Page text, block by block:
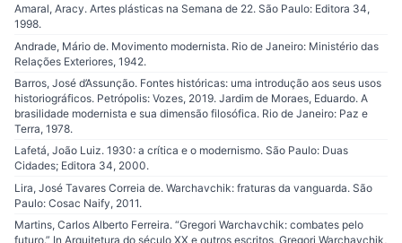
Amaral, Aracy. Artes plásticas na Semana de 22. São Paulo: Editora 34,
1998.
Andrade, Mário de. Movimento modernista. Rio de Janeiro: Ministério das
Relações Exteriores, 1942.
Barros, José d’Assunção. Fontes históricas: uma introdução aos seus usos
historiográficos. Petrópolis: Vozes, 2019. Jardim de Moraes, Eduardo. A
brasilidade modernista e sua dimensão filosófica. Rio de Janeiro: Paz e
Terra, 1978.
Lafetá, João Luiz. 1930: a crítica e o modernismo. São Paulo: Duas
Cidades; Editora 34, 2000.
Lira, José Tavares Correia de. Warchavchik: fraturas da vanguarda. São
Paulo: Cosac Naify, 2011.
Martins, Carlos Alberto Ferreira. “Gregori Warchavchik: combates pelo
futuro.” In Arquitetura do século XX e outros escritos, Gregori Warchavchik,